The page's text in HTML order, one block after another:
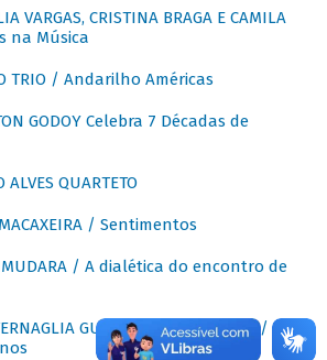
VARGAS, CRISTINA BRAGA E CAMILA
na Música
TRIO / Andarilho Américas
GODOY Celebra 7 Décadas de
ALVES QUARTETO
/ Sentimentos
/ A dialética do encontro de
GUITAR QUARTET (QGQ) /